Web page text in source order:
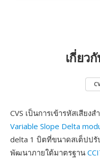
เกี่ยว
CVS เป็นการเข้ารหัสเสียง
Variable Slope Delta
delta 1 บิตที่ขนาดสเต็ปป
พัฒนาภายใต้มาตรฐาน